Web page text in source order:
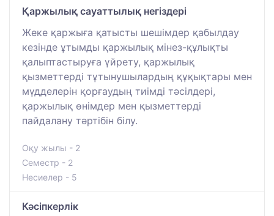
Қаржылық сауаттылық негіздері
Жеке қаржыға қатысты шешімдер қабылдау
кезінде ұтымды қаржылық мінез-құлықты
қалыптастыруға үйрету, қаржылық
қызметтерді тұтынушылардың құқықтары мен
мүдделерін қорғаудың тиімді тәсілдері,
қаржылық өнімдер мен қызметтерді
пайдалану тәртібін білу.
Оқу жылы - 2
Семестр - 2
Несиелер - 5
Кәсіпкерлік